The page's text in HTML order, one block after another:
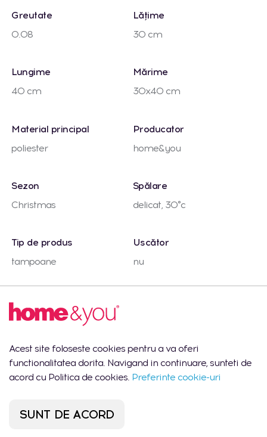
Greutate
0.08
Lățime
30 cm
Lungime
40 cm
Mărime
30x40 cm
Material principal
poliester
Producator
home&you
Sezon
Christmas
Spălare
delicat, 30°c
Tip de produs
tampoane
Uscător
nu
Livrarea de la 1 până la 2 zile
Harta Adresa Zile de lucru
Lun-Vin:
Shopping MallDova
Acest site foloseste cookies pentru a va oferi
functionalitatea dorita. Navigand in continuare, sunteti de
acord cu Politica de cookies. Preferinte cookie-uri
SUNT DE ACORD